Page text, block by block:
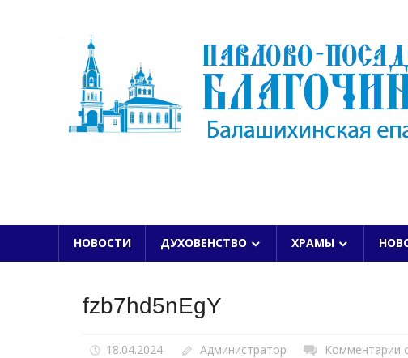
НОВОСТИ ДУХОВЕНСТВО ХРАМЫ
fzb7hd5nEgY
18.04.2024 Администратор Комментарии к